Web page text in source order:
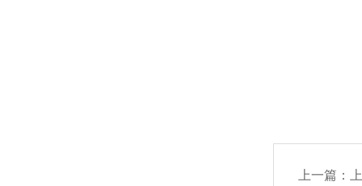
上一篇：